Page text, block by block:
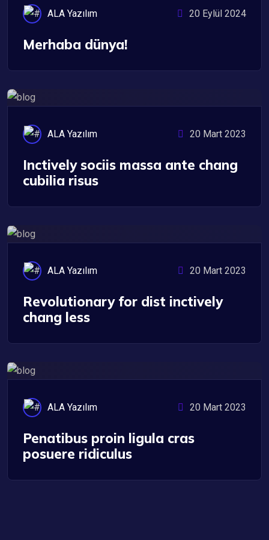
ALA Yazılım 20 Eylül 2024
Merhaba dünya!
ALA Yazılım 20 Mart 2023
Inctively sociis massa ante chang
cubilia risus
ALA Yazılım 20 Mart 2023
Revolutionary for dist inctively
chang less
ALA Yazılım 20 Mart 2023
Penatibus proin ligula cras
posuere ridiculus